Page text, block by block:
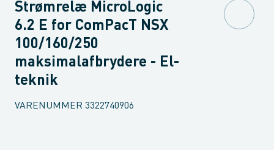
Strømrelæ MicroLogic
6.2 E for ComPacT NSX
100/160/250
maksimalafbrydere - El-
teknik
VARENUMMER 3322740906